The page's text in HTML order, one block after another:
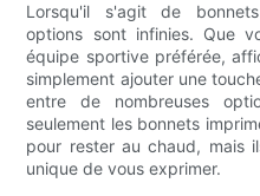
Lorsqu'il s'agit de
options sont infinies. Que
équipe sportive préférée,
simplement ajouter une
entre de nombreuses
seulement les bonnets
pour rester au chaud, mais
unique de vous exprimer.